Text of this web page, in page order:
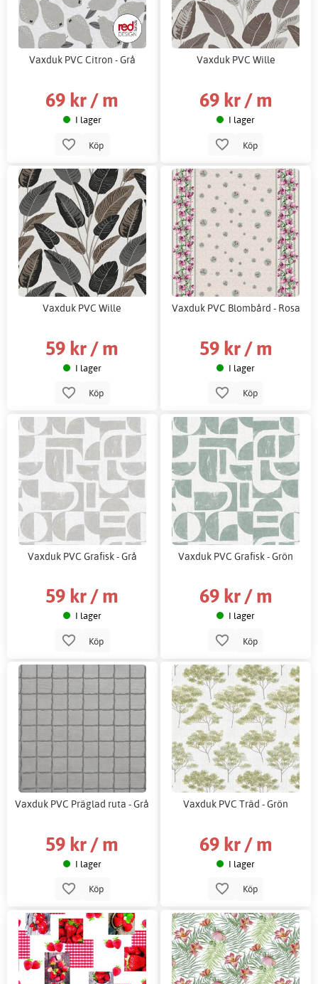
Vaxduk PVC Citron - Grå
69 kr / m
I lager
Köp
Vaxduk PVC Wille
69 kr / m
I lager
Köp
Vaxduk PVC Wille
59 kr / m
I lager
Köp
Vaxduk PVC Blombård - Rosa
59 kr / m
I lager
Köp
Vaxduk PVC Grafisk - Grå
59 kr / m
I lager
Köp
Vaxduk PVC Grafisk - Grön
69 kr / m
I lager
Köp
Vaxduk PVC Präglad ruta - Grå
59 kr / m
I lager
Köp
Vaxduk PVC Träd - Grön
69 kr / m
I lager
Köp